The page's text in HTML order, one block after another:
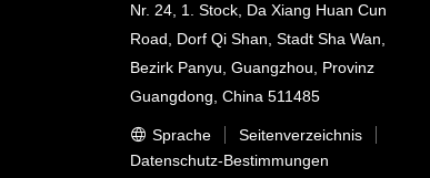
Nr. 24, 1. Stock, Da Xiang Huan Cun
Road, Dorf Qi Shan, Stadt Sha Wan,
Bezirk Panyu, Guangzhou, Provinz
Guangdong, China 511485
Sprache
Seitenverzeichnis
Datenschutz-Bestimmungen